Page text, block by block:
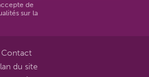
de
sur la
Contact
du site